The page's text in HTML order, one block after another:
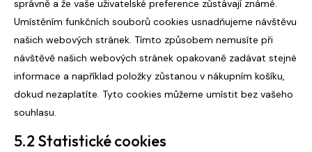
správně a že vaše uživatelské preference zůstávají známé.
Umístěním funkčních souborů cookies usnadňujeme návštěvu
našich webových stránek. Tímto způsobem nemusíte při
návštěvě našich webových stránek opakovaně zadávat stejné
informace a například položky zůstanou v nákupním košíku,
dokud nezaplatíte. Tyto cookies můžeme umístit bez vašeho
souhlasu.
5.2 Statistické cookies